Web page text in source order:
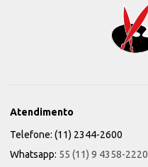
Atendimento
Telefone: (11) 2344-2600
Whatsapp: 55 (11) 9 4358-2220